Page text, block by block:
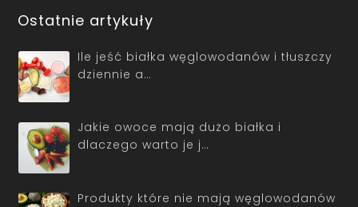
Ostatnie artykuły
Ile jeść białka węglowodanów i tłuszczy
dziennie a…
Jakie owoce mają dużo białka i
dlaczego warto je j…
Produkty które nie mają węglowodanów